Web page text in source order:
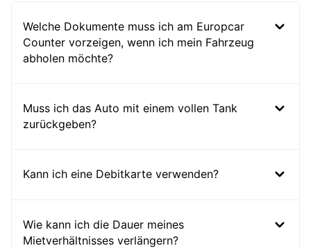
Welche Dokumente muss ich am Europcar
Counter vorzeigen, wenn ich mein Fahrzeug
abholen möchte?
Muss ich das Auto mit einem vollen Tank
zurückgeben?
Kann ich eine Debitkarte verwenden?
Wie kann ich die Dauer meines
Mietverhältnisses verlängern?